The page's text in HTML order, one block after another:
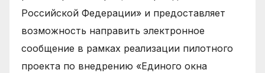
Российской Федерации» и предоставляет
возможность направить электронное
сообщение в рамках реализации пилотного
проекта по внедрению «Единого окна